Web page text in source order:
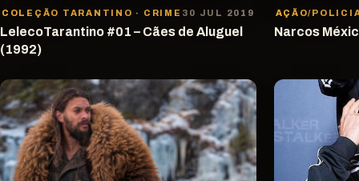
COLEÇÃO TARANTINO · CRIME 30 JUL 2019
LelecoTarantino #01 – Cães de Aluguel
(1992)
AÇÃO/
Narcos